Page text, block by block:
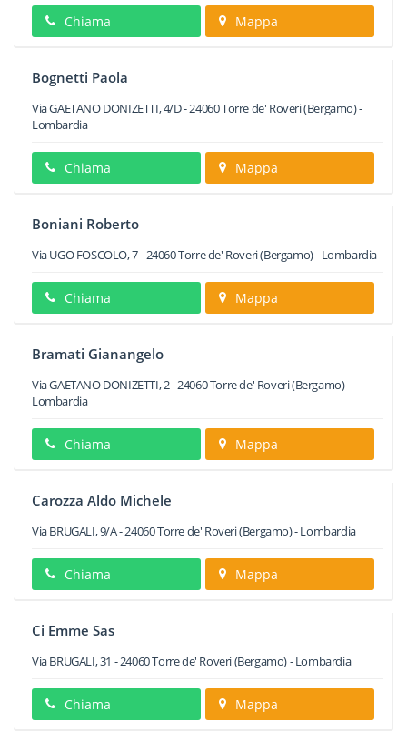
Chiama Mappa
Bognetti Paola
Via GAETANO DONIZETTI, 4/D-24060Torre de' Roveri(Bergamo) -
Lombardia
Chiama Mappa
Boniani Roberto
Via UGO FOSCOLO, 7-24060Torre de' Roveri(Bergamo) - Lombardia
Chiama Mappa
Bramati Gianangelo
Via GAETANO DONIZETTI, 2-24060Torre de' Roveri(Bergamo) -
Lombardia
Chiama Mappa
Carozza Aldo Michele
Via BRUGALI, 9/A-24060Torre de' Roveri(Bergamo) -Lombardia
Chiama Mappa
Ci Emme Sas
Via BRUGALI, 31 -24060Torre de' Roveri(Bergamo) -Lombardia
Chiama Mappa